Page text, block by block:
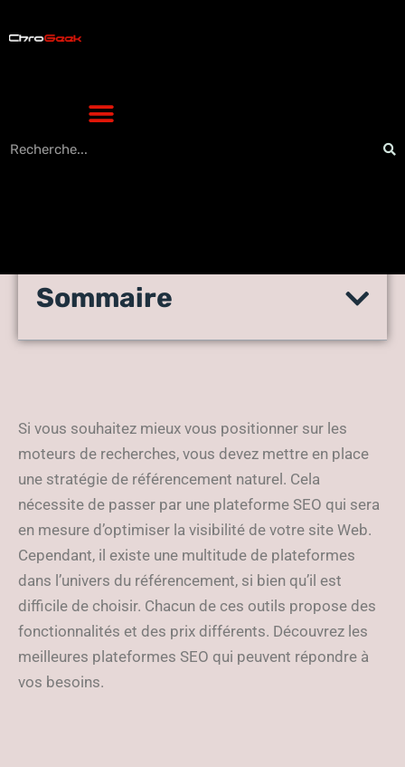
plateformes SEO ?
Sommaire
Si vous souhaitez mieux vous positionner sur les
moteurs de recherches, vous devez mettre en place
une stratégie de référencement naturel. Cela
nécessite de passer par une plateforme SEO qui sera
en mesure d’optimiser la visibilité de votre site Web.
Cependant, il existe une multitude de plateformes
dans l’univers du référencement, si bien qu’il est
difficile de choisir. Chacun de ces outils propose des
fonctionnalités et des prix différents. Découvrez les
meilleures plateformes SEO qui peuvent répondre à
vos besoins.